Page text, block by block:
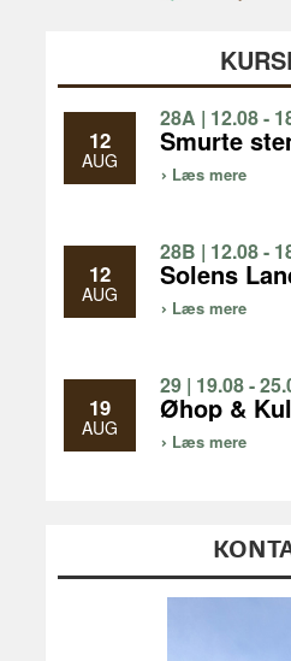
12
AUG
28A | 12.08 -
KR | 1 UGE
Smurte
gode ben -
og
Læs mere
12
AUG
28B | 12.08 -
KR | 1 UGE
Solens
Læs mere
19
AUG
29 | 19.08 -
1 UGE
Øhop &
oplev
Læs mere